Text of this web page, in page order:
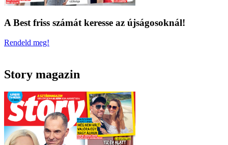
A Best friss számát keresse az újságosoknál!
Rendeld meg!
Story magazin